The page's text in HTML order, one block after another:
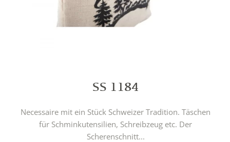
SS 1184
Necessaire mit ein Stück Schweizer Tradition. Täschen
für Schminkutensilien, Schreibzeug etc. Der
Scherenschnitt...